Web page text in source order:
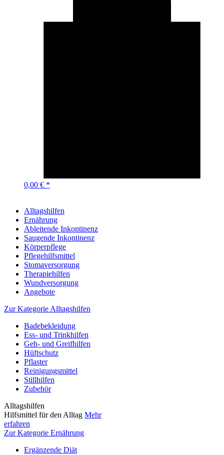
0,00 € *
Alltagshilfen
Ernährung
Ableitende Inkontinenz
Saugende Inkontinenz
Körperpflege
Pflegehilfsmittel
Stomaversorgung
Therapiehilfen
Wundversorgung
Angebote
Zur Kategorie Alltagshilfen
Badebekleidung
Ess- und Trinkhilfen
Geh- und Greifhilfen
Hüftschutz
Pflaster
Reinigungsmittel
Stillhilfen
Zubehör
Alltagshilfen
Hilfsmittel für den Alltag Mehr
erfahren
Zur Kategorie Ernährung
Ergänzende Diät